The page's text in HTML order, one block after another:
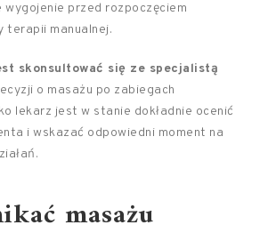
wygojenie przed rozpoczęciem
terapii manualnej.
skonsultować się ze specjalistą
o masażu po zabiegach
lekarz jest w stanie dokładnie ocenić
i wskazać odpowiedni moment na
masażu